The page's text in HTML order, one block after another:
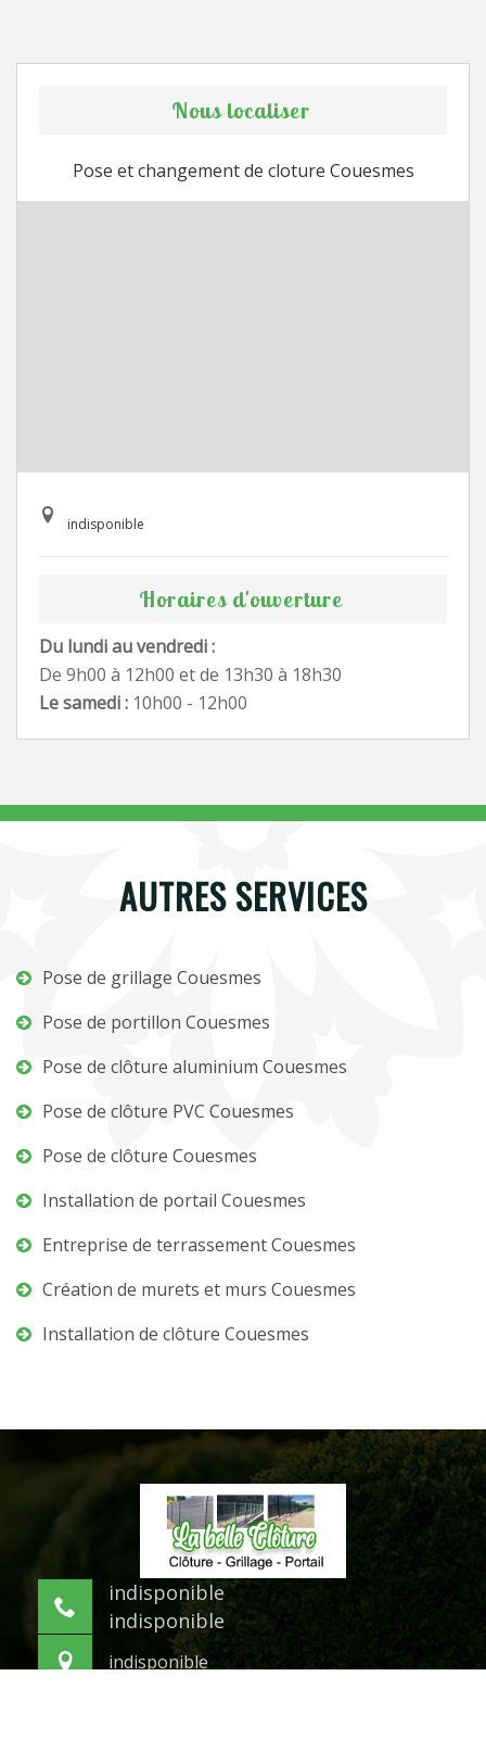
Nous localiser
Pose et changement de cloture Couesmes
indisponible
Horaires d'ouverture
Du lundi au vendredi :
De 9h00 à 12h00 et de 13h30 à 18h30
Le samedi : 10h00 - 12h00
AUTRES SERVICES
Pose de grillage Couesmes
Pose de portillon Couesmes
Pose de clôture aluminium Couesmes
Pose de clôture PVC Couesmes
Pose de clôture Couesmes
Installation de portail Couesmes
Entreprise de terrassement Couesmes
Création de murets et murs Couesmes
Installation de clôture Couesmes
indisponible
indisponible
indisponible